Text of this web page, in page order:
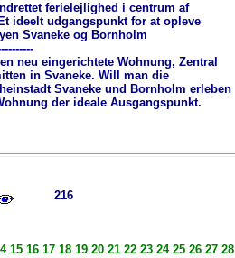
ferielejlighed i centrum af
ideelt udgangspunkt for at opleve
Svaneke og Bornholm
neu eingerichtete Wohnung, Zentral
in Svaneke. Will man die
Svaneke und Bornholm erleben
der ideale Ausgangspunkt.
216
16 17 18 19 20 21 22 23 24 25 26 27 28